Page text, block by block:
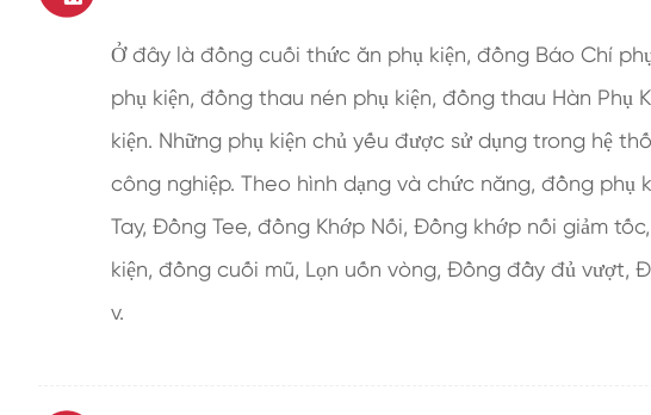
Ở đây là đồng cuối thức ăn phụ kiện, đồng Báo Chí
phụ kiện, đồng thau nén phụ kiện, đồng thau Hàn Phụ
kiện. Những phụ kiện chủ yếu được sử dụng trong hệ
công nghiệp. Theo hình dạng và chức năng, đồng phụ
Tay, Đồng Tee, đồng Khớp Nối, Đồng khớp nối giảm
kiện, đồng cuối mũ, Lọn uốn vòng, Đồng đầy đủ vượt,
v.